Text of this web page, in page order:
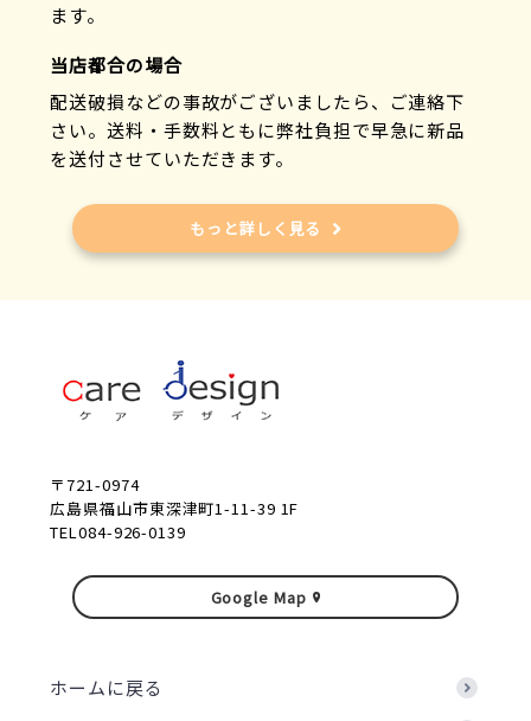
ます。
当店都合の場合
配送破損などの事故がございましたら、ご連絡下
さい。送料・手数料ともに弊社負担で早急に新品
を送付させていただきます。
もっと詳しく見る
〒721-0974
広島県福山市東深津町1-11-39 1F
TEL084-926-0139
Google Map
ホームに戻る